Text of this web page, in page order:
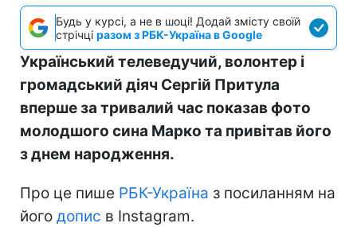
Будь у курсі, а не в шоці! Додай змісту своїй
стрічці разом з РБК-Україна в Google
Український телеведучий, волонтер і
громадський діяч Сергій Притула
вперше за тривалий час показав фото
молодшого сина Марко та привітав його
з днем народження.
Про це пише РБК-Україна з посиланням на
його допис в Instagram.